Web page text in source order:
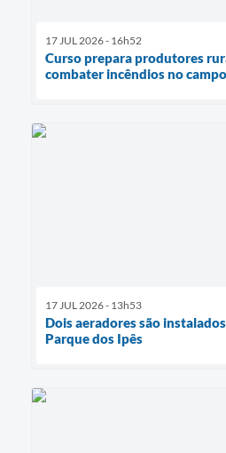
17 JUL 2026 - 16h52
Curso prepara produtores
combater incêndios no campo
17 JUL 2026 - 13h53
Dois aeradores são
Parque dos Ipês